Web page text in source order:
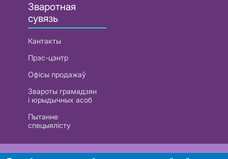
Зваротная
сувязь
Кантакты
Прэс-цэнтр
Офісы продажаў
Звароты грамадзян
і юрыдычных асоб
Пытанне
спецыялісту
РУП «Белтэлекам». УНП 101007741